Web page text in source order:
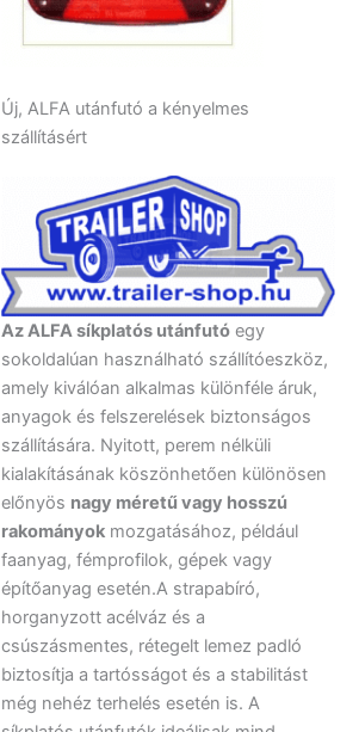
Új, ALFA utánfutó a kényelmes
szállításért
Az ALFA síkplatós utánfutóegy
sokoldalúan használható szállítóeszköz,
amely kiválóan alkalmas különféle áruk,
anyagok és felszerelések biztonságos
szállítására. Nyitott, perem nélküli
kialakításának köszönhetően különösen
előnyös nagy méretű vagy hosszú
rakományokmozgatásához, például
faanyag, fémprofilok, gépek vagy
építőanyag esetén.A strapabíró,
horganyzott acélváz és a
csúszásmentes, rétegelt lemez padló
biztosítja a tartósságot és a stabilitást
még nehéz terhelés esetén is. A